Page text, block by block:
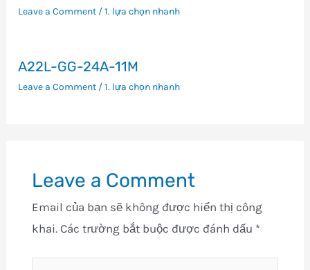
Leave a Comment /1. lựa chọn nhanh
A22L-GG-24A-11M
Leave a Comment /1. lựa chọn nhanh
Leave a Comment
Email của bạn sẽ không được hiển thị công
khai. Các trường bắt buộc được đánh dấu *